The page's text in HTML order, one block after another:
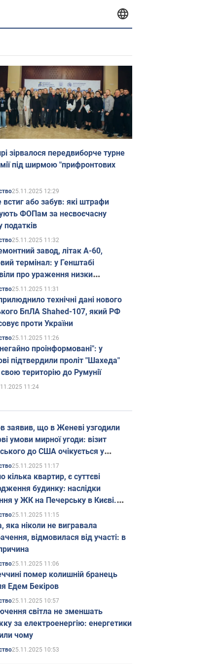
зірвалося передвиборче турне
під ширмою "прифронтових
25.11.2025 12:29
встиг або забув: які штрафи
ФОПам за несвоєчасну
податків
25.11.2025 11:32
завод, літак А-60,
термінал: у Генштабі
про ураження низки
об'єктів Росії
25.11.2025 11:31
технічні дані нового
БпЛА Shahed-107, який РФ
проти України
25.11.2025 11:26
проінформовані": у
підтвердили проліт "Шахеда"
територію до Румунії
11:24
заявив, що в Женеві узгодили
умови мирної угоди: візит
до США очікується у
25.11.2025 11:17
кілька квартир, є суттєві
будинку: наслідки
у ЖК на Печерську в Києві.
25.11.2025 11:15
яка ніколи не вигравала
відмовилася від участі: в
25.11.2025 11:06
помер колишній бранець
Едем Бекіров
25.11.2025 10:57
світла не зменшать
за електроенергію: енергетики
чому
25.11.2025 10:53